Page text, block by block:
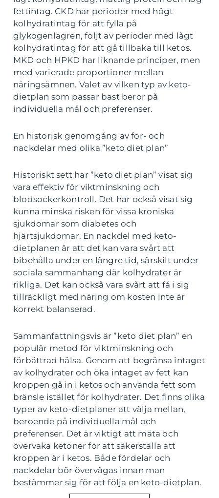
fettintag. CKD har perioder med högt
kolhydratintag för att fylla på
glykogenlagren, följt av perioder med lågt
kolhydratintag för att gå tillbaka till ketos.
MKD och HPKD har liknande principer, men
med varierade proportioner mellan
näringsämnen. Valet av vilken typ av keto-
dietplan som passar bäst beror på
individuella mål och preferenser.
En historisk genomgång av för- och
nackdelar med olika ”keto diet plan”
Historiskt sett har ”keto diet plan” visat sig
vara effektiv för viktminskning och
blodsockerkontroll. Det har också visat sig
kunna minska risken för vissa kroniska
sjukdomar som diabetes och
hjärtsjukdomar. En nackdel med keto-
dietplanen är att det kan vara svårt att
bibehålla under en längre tid, särskilt under
sociala sammanhang där kolhydrater är
rikliga. Det kan också vara svårt att få i sig
tillräckligt med näring om kosten inte är
korrekt balanserad.
Sammanfattningsvis är ”keto diet plan” en
populär metod för viktminskning och
förbättrad hälsa. Genom att begränsa intaget
av kolhydrater och öka intaget av fett kan
kroppen gå in i ketos och använda fett som
bränsle istället för kolhydrater. Det finns olika
typer av keto-dietplaner att välja mellan,
beroende på individuella mål och
preferenser. Det är viktigt att mäta och
övervaka ketoner för att säkerställa att
kroppen är i ketos. Både fördelar och
nackdelar bör övervägas innan man
bestämmer sig för att följa en keto-dietplan.